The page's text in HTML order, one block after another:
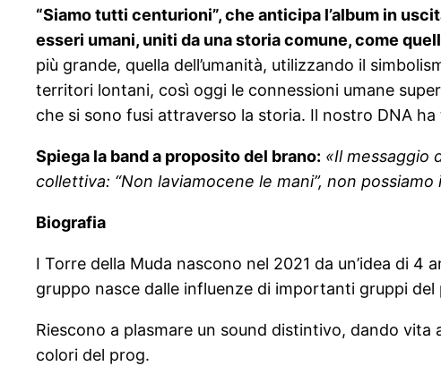
“Siamo tutti centurioni”, che anticipa l’album in
esseri umani, uniti da una storia comune, come
più grande, quella dell’umanità, utilizzando il
territori lontani, così oggi le connessioni umane
che si sono fusi attraverso la storia. Il nostro DNA
Spiega la band a proposito del brano: «Il messaggio
collettiva: “Non laviamocene le mani”, non
Biografia
I Torre della Muda nascono nel 2021 da un’idea di 4
gruppo nasce dalle influenze di importanti gruppi
Riescono a plasmare un sound distintivo, dando
colori del prog.